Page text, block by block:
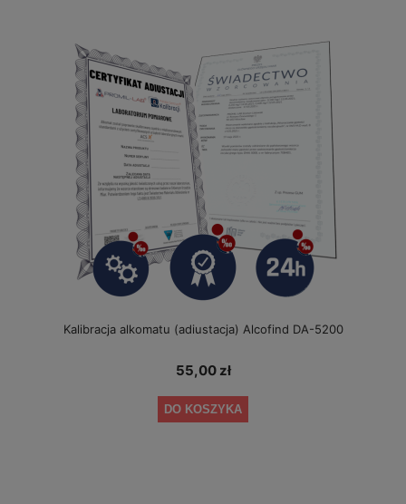
Kalibracja alkomatu (adiustacja) Alcofind DA-5200
55,00 zł
DO KOSZYKA